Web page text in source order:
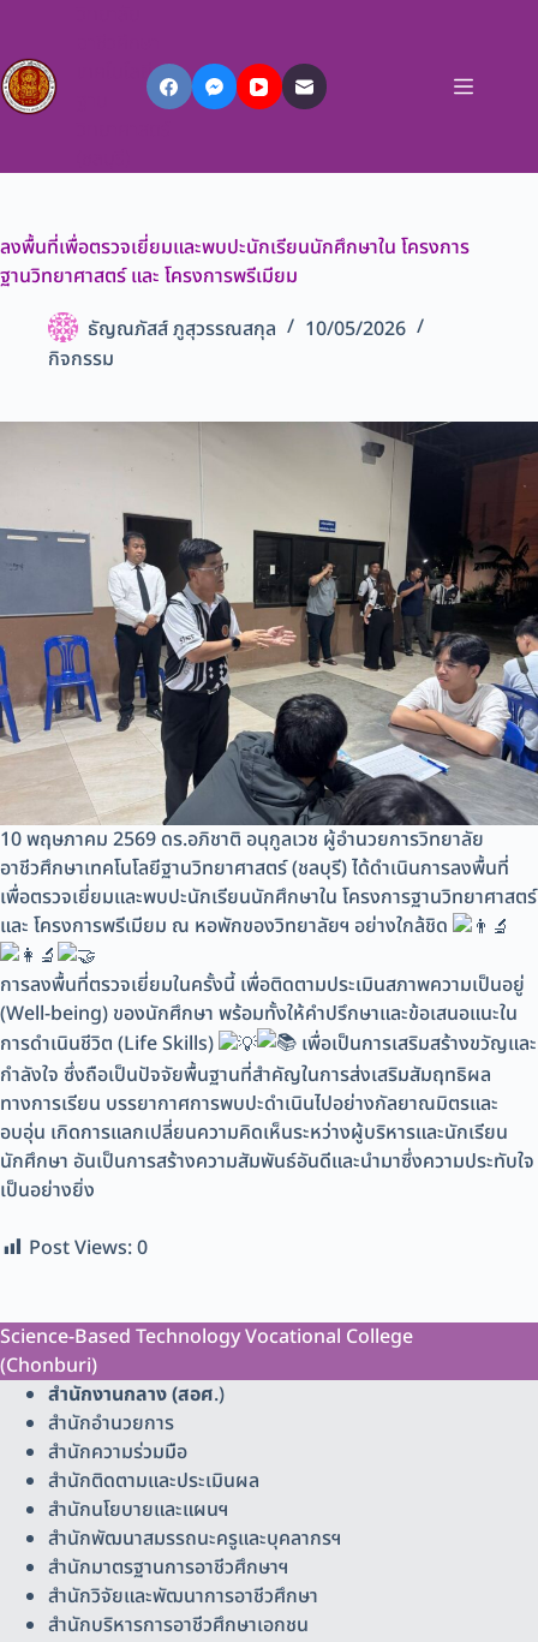
เทคโนโลยี
ลงพื้นที่เพื่อตรวจเยี่ยมและพบปะนักเรียนนักศึกษาใน โครงการ
ฐานวิทยาศาสตร์ และ โครงการพรีเมียม
ธัญณภัสส์ ภูสุวรรณสกุล
10/05/2026
กิจกรรม
10 พฤษภาคม 2569 ดร.อภิชาติ อนุกูลเวช ผู้อำนวยการวิทยาลัย
อาชีวศึกษาเทคโนโลยีฐานวิทยาศาสตร์ (ชลบุรี) ได้ดำเนินการลงพื้นที่
เพื่อตรวจเยี่ยมและพบปะนักเรียนนักศึกษาใน โครงการฐานวิทยาศาสตร์
และ โครงการพรีเมียม ณ หอพักของวิทยาลัยฯ อย่างใกล้ชิด
การลงพื้นที่ตรวจเยี่ยมในครั้งนี้ เพื่อติดตามประเมินสภาพความเป็นอยู่
(Well-being) ของนักศึกษา พร้อมทั้งให้คำปรึกษาและข้อเสนอแนะใน
การดำเนินชีวิต (Life Skills)
เพื่อเป็นการเสริมสร้างขวัญและ
กำลังใจ ซึ่งถือเป็นปัจจัยพื้นฐานที่สำคัญในการส่งเสริมสัมฤทธิผล
ทางการเรียน บรรยากาศการพบปะดำเนินไปอย่างกัลยาณมิตรและ
อบอุ่น เกิดการแลกเปลี่ยนความคิดเห็นระหว่างผู้บริหารและนักเรียน
นักศึกษา อันเป็นการสร้างความสัมพันธ์อันดีและนำมาซึ่งความประทับใจ
เป็นอย่างยิ่ง
Post Views:0
Science-Based Technology Vocational College
(Chonburi)
สำนักงานกลาง (สอศ.)
สำนักอำนวยการ
สำนักความร่วมมือ
สำนักติดตามและประเมินผล
สำนักนโยบายและแผนฯ
สำนักพัฒนาสมรรถนะครูและบุคลากรฯ
สำนักมาตรฐานการอาชีวศึกษาฯ
สำนักวิจัยและพัฒนาการอาชีวศึกษา
สำนักบริหารการอาชีวศึกษาเอกชน